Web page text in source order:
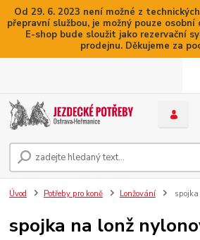
Od 29. 6. 2023 není možné z
přepravní službou, je možný pouze osobní
E-shop bude sloužit jako rezervační
prodejnu. Děkujeme za
Úvod Potřeby pro koně Lonžování
spojka na lonž